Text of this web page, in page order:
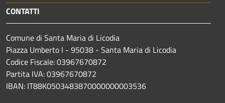
CONTATTI
Comune di Santa Maria di Licodia
Piazza Umberto I - 95038 - Santa Maria di Licodia
Codice Fiscale: 03967670872
Partita IVA: 03967670872
IBAN: IT88K0503483870000000003536